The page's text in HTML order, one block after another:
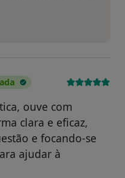
ouve com
clara e eficaz,
e focando-se
ajudar à